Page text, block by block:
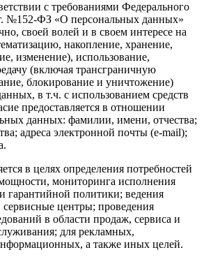
с требованиями Федерального
№152-ФЗ «О персональных данных»
своей волей и в своем интересе на
накопление, хранение,
изменение), использование,
(включая трансграничную
блокирование и уничтожение)
в т.ч. с использованием средств
предоставляется в отношении
данных: фамилии, имени, отчества;
адреса электронной почты (e-mail);
в целях определения потребностей
мониторинга исполнения
гарантийной политики; ведения
центры; проведения
в области продаж, сервиса и
для рекламных,
а также иных целей.